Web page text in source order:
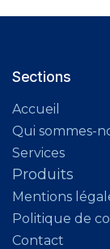
Sections
Accueil
Qui sommes-
Services
Produits
Mentions
Politique de
Contact